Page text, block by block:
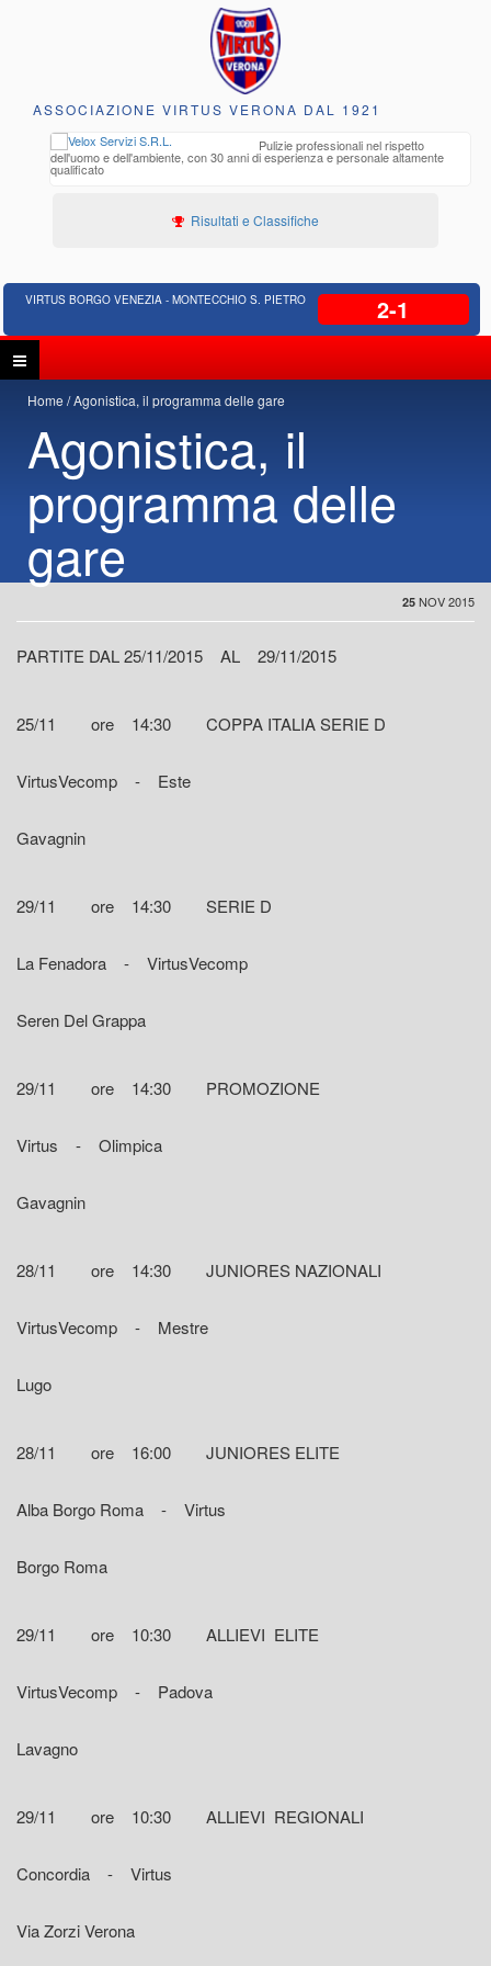
ASSOCIAZIONE VIRTUS VERONA DAL 1921
Pulizie professionali nel rispetto
dell'uomo e dell'ambiente, con 30 anni di esperienza e personale altamente
qualificato
Risultati e Classifiche
VIRTUS BORGO VENEZIA - MONTECCHIO S. PIETRO 2-1
Home Agonistica, il programma delle gare
Agonistica, il
programma delle
gare
25 NOV 2015
PARTITE DAL 25/11/2015 AL 29/11/2015
25/11 ore 14:30 COPPA ITALIA SERIE D
VirtusVecomp - Este
Gavagnin
29/11 ore 14:30 SERIE D
La Fenadora - VirtusVecomp
Seren Del Grappa
29/11 ore 14:30 PROMOZIONE
Virtus - Olimpica
Gavagnin
28/11 ore 14:30 JUNIORES NAZIONALI
VirtusVecomp - Mestre
Lugo
28/11 ore 16:00 JUNIORES ELITE
Alba Borgo Roma - Virtus
Borgo Roma
29/11 ore 10:30 ALLIEVI ELITE
VirtusVecomp - Padova
Lavagno
29/11 ore 10:30 ALLIEVI REGIONALI
Concordia - Virtus
Via Zorzi Verona